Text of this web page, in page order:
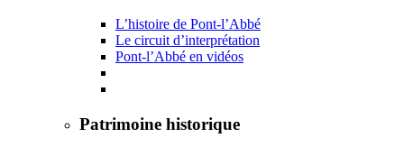
L’histoire de Pont-l’Abbé
Le circuit d’interprétation
Pont-l’Abbé en vidéos
Patrimoine historique